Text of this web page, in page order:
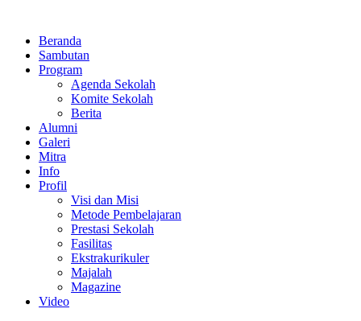
kontenBeranda
Sambutan
Program
Agenda Sekolah
Komite Sekolah
Berita
Alumni
Galeri
Mitra
Info
Profil
Visi dan Misi
Metode Pembelajaran
Prestasi Sekolah
Fasilitas
Ekstrakurikuler
Majalah
Magazine
Video